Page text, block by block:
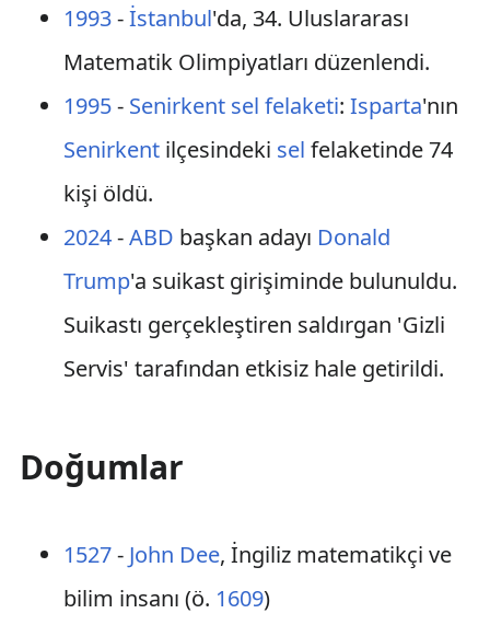
1993-İstanbul'da, 34. Uluslararası
Matematik Olimpiyatları düzenlendi.
1995- Senirkent sel felaketi: Isparta'nın
Senirkentilçesindeki sel felaketinde 74
kişi öldü.
2024-ABD başkan adayı Donald
Trump'a suikast girişiminde bulunuldu.
Suikastı gerçekleştiren saldırgan 'Gizli
Servis' tarafından etkisiz hale getirildi.
Doğumlar
1527- John Dee, İngiliz matematikçi ve
bilim insanı (ö. 1609)